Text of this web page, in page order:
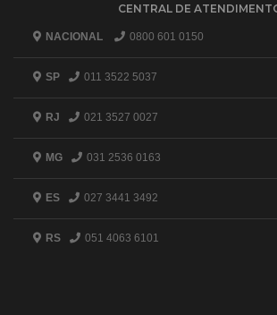
CENTRAL DE
NACIONAL 0800 601 0150
SP 011 3522 5037
RJ 021 3527 0027
MG 031 2536 0163
ES 027 3441 3492
RS 051 4063 6101